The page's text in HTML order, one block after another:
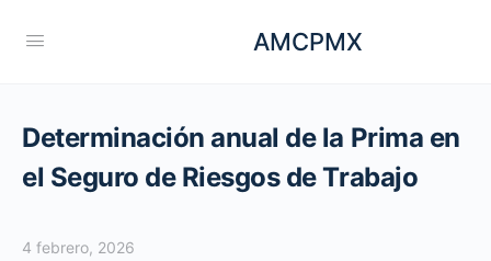
AMCPMX
Determinación anual de la Prima en
el Seguro de Riesgos de Trabajo
4 febrero, 2026